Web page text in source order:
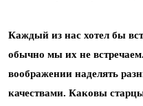
Каждый из нас хотел бы
обычно мы их не
воображении наделять
качествами. Каковы